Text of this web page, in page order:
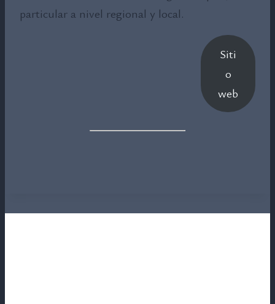
particular a nivel regional y local.
Siti
o
web